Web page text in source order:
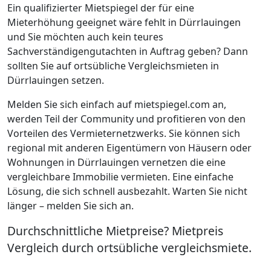
Ein qualifizierter Mietspiegel der für eine
Mieterhöhung geeignet wäre fehlt in Dürrlauingen
und Sie möchten auch kein teures
Sachverständigengutachten in Auftrag geben? Dann
sollten Sie auf ortsübliche Vergleichsmieten in
Dürrlauingen setzen.
Melden Sie sich einfach auf mietspiegel.com an,
werden Teil der Community und profitieren von den
Vorteilen des Vermieternetzwerks. Sie können sich
regional mit anderen Eigentümern von Häusern oder
Wohnungen in Dürrlauingen vernetzen die eine
vergleichbare Immobilie vermieten. Eine einfache
Lösung, die sich schnell ausbezahlt. Warten Sie nicht
länger – melden Sie sich an.
Durchschnittliche Mietpreise? Mietpreis
Vergleich durch ortsübliche vergleichsmiete.